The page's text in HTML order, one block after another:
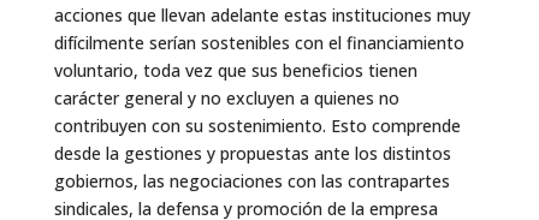
acciones que llevan adelante estas instituciones muy
difícilmente serían sostenibles con el financiamiento
voluntario, toda vez que sus beneficios tienen
carácter general y no excluyen a quienes no
contribuyen con su sostenimiento. Esto comprende
desde la gestiones y propuestas ante los distintos
gobiernos, las negociaciones con las contrapartes
sindicales, la defensa y promoción de la empresa